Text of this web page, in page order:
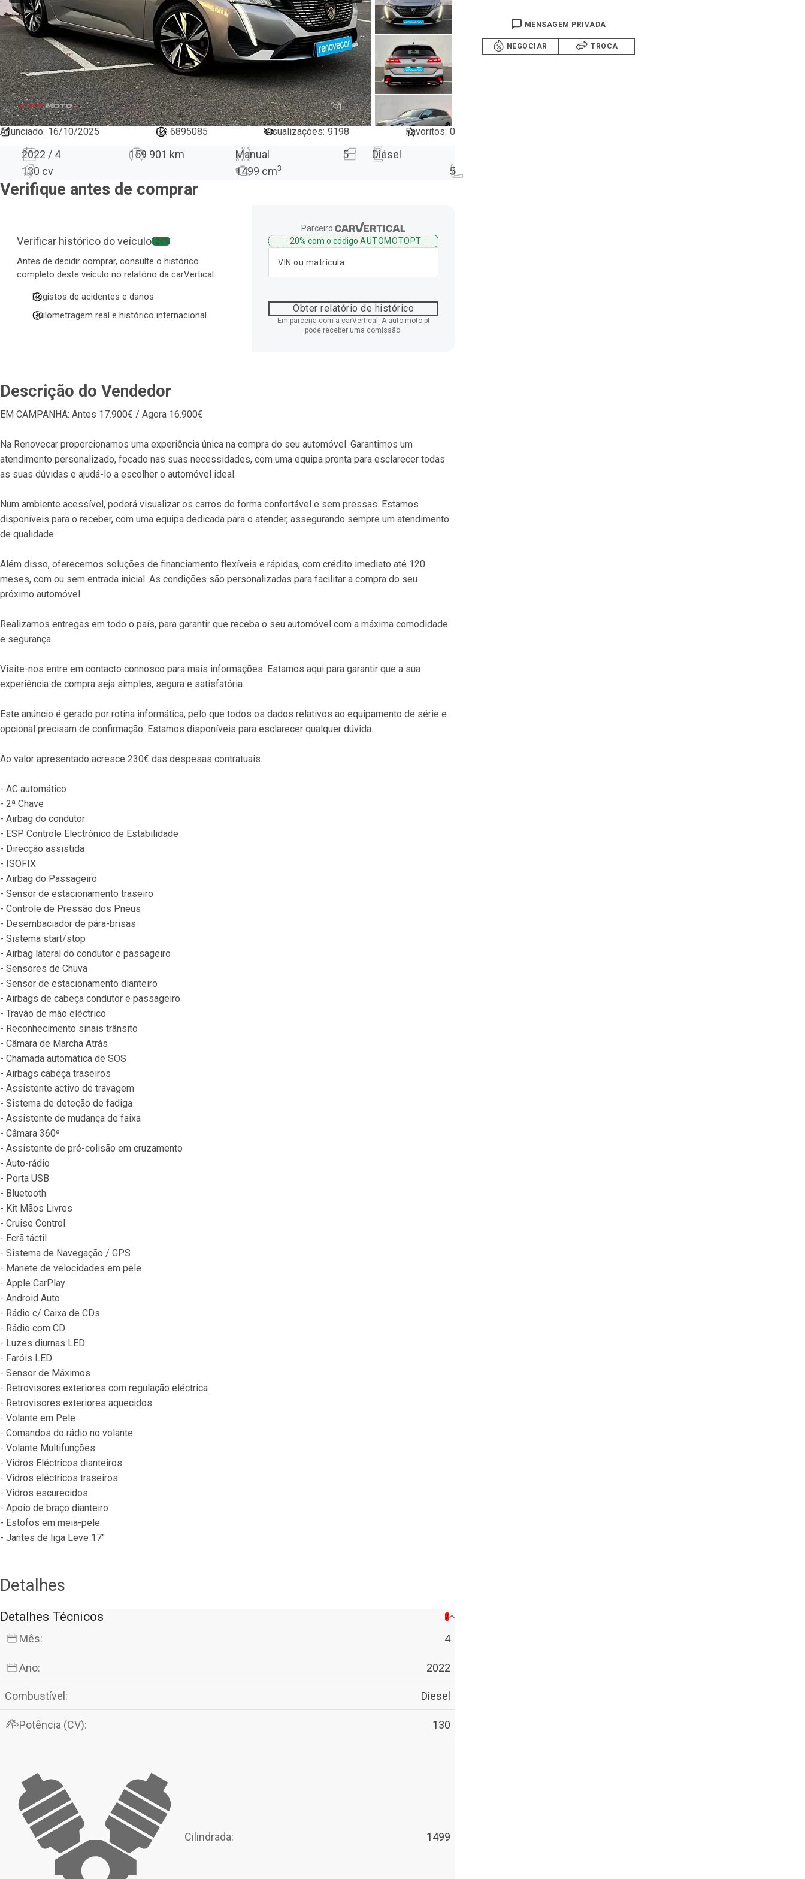
19
Anunciado: 16/10/2025 ID: 6895085 Visualizações: 9198 Favoritos: 0
2022 / 4 159 901 km Manual 5
Diesel
130 cv
1499 cm3 5
Verifique antes de comprar
Verificar histórico do veículo−20%
Antes de decidir comprar, consulte o histórico
completo deste veículo no relatório da carVertical.
Registos de acidentes e danos
Quilometragem real e histórico internacional
Parceiro:
−20%com o código AUTOMOTOPT
Obter relatório de histórico
Em parceria com a carVertical. A auto.moto.pt
pode receber uma comissão.
Descrição do Vendedor
EM CAMPANHA: Antes 17.900€ / Agora 16.900€
Na Renovecar proporcionamos uma experiência única na compra do seu automóvel. Garantimos um
atendimento personalizado, focado nas suas necessidades, com uma equipa pronta para esclarecer todas
as suas dúvidas e ajudá-lo a escolher o automóvel ideal.
Num ambiente acessível, poderá visualizar os carros de forma confortável e sem pressas. Estamos
disponíveis para o receber, com uma equipa dedicada para o atender, assegurando sempre um atendimento
de qualidade.
Além disso, oferecemos soluções de financiamento flexíveis e rápidas, com crédito imediato até 120
meses, com ou sem entrada inicial. As condições são personalizadas para facilitar a compra do seu
próximo automóvel.
Realizamos entregas em todo o país, para garantir que receba o seu automóvel com a máxima comodidade
e segurança.
Visite-nos entre em contacto connosco para mais informações. Estamos aqui para garantir que a sua
experiência de compra seja simples, segura e satisfatória.
Este anúncio é gerado por rotina informática, pelo que todos os dados relativos ao equipamento de série e
opcional precisam de confirmação. Estamos disponíveis para esclarecer qualquer dúvida.
Ao valor apresentado acresce 230€ das despesas contratuais.
- AC automático
- 2ª Chave
- Airbag do condutor
- ESP Controle Electrónico de Estabilidade
- Direcção assistida
- ISOFIX
- Airbag do Passageiro
- Sensor de estacionamento traseiro
- Controle de Pressão dos Pneus
- Desembaciador de pára-brisas
- Sistema start/stop
- Airbag lateral do condutor e passageiro
- Sensores de Chuva
- Sensor de estacionamento dianteiro
- Airbags de cabeça condutor e passageiro
- Travão de mão eléctrico
- Reconhecimento sinais trânsito
- Câmara de Marcha Atrás
- Chamada automática de SOS
- Airbags cabeça traseiros
- Assistente activo de travagem
- Sistema de deteção de fadiga
- Assistente de mudança de faixa
- Câmara 360º
- Assistente de pré-colisão em cruzamento
- Auto-rádio
- Porta USB
- Bluetooth
- Kit Mãos Livres
- Cruise Control
- Ecrã táctil
- Sistema de Navegação / GPS
- Manete de velocidades em pele
- Apple CarPlay
- Android Auto
- Rádio c/ Caixa de CDs
- Rádio com CD
- Luzes diurnas LED
- Faróis LED
- Sensor de Máximos
- Retrovisores exteriores com regulação eléctrica
- Retrovisores exteriores aquecidos
- Volante em Pele
- Comandos do rádio no volante
- Volante Multifunções
- Vidros Eléctricos dianteiros
- Vidros eléctricos traseiros
- Vidros escurecidos
- Apoio de braço dianteiro
- Estofos em meia-pele
- Jantes de liga Leve 17"
Detalhes
Detalhes Técnicos 7
Mês: 4
Ano: 2022
Combustível: Diesel
Potência (CV): 130
Cilindrada: 1499
MENSAGEM PRIVADA
NEGOCIAR TROCA